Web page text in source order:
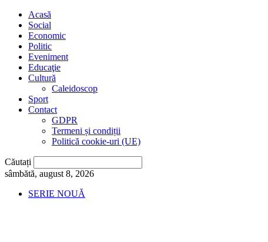
Acasă
Social
Economic
Politic
Eveniment
Educaţie
Cultură
Caleidoscop
Sport
Contact
GDPR
Termeni și condiții
Politică cookie-uri (UE)
Căutați
sâmbătă, august 8, 2026
SERIE NOUĂ